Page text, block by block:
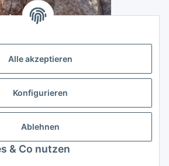
Alle akzeptieren
Konfigurieren
Ablehnen
& Co nutzen